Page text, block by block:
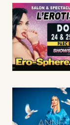
39 - Jura
Choisir
Mon